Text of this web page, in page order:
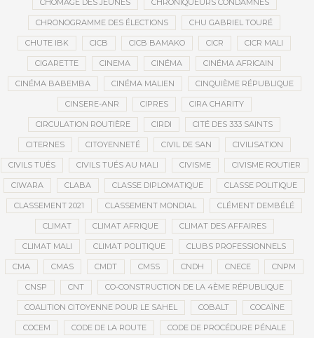
CHÔMAGE DES JEUNES CHRONIQUEURS CONDAMNÉS
CHRONOGRAMME DES ÉLECTIONS CHU GABRIEL TOURÉ
CHUTE IBK CICB CICB BAMAKO CICR CICR MALI
CIGARETTE CINEMA CINÉMA CINÉMA AFRICAIN
CINÉMA BABEMBA CINÉMA MALIEN CINQUIÈME RÉPUBLIQUE
CINSERE-ANR CIPRES CIRA CHARITY
CIRCULATION ROUTIÈRE CIRDI CITÉ DES 333 SAINTS
CITERNES CITOYENNETÉ CIVIL DE SAN CIVILISATION
CIVILS TUÉS CIVILS TUÉS AU MALI CIVISME CIVISME ROUTIER
CIWARA CLABA CLASSE DIPLOMATIQUE CLASSE POLITIQUE
CLASSEMENT 2021 CLASSEMENT MONDIAL CLÉMENT DEMBÉLÉ
CLIMAT CLIMAT AFRIQUE CLIMAT DES AFFAIRES
CLIMAT MALI CLIMAT POLITIQUE CLUBS PROFESSIONNELS
CMA CMAS CMDT CMSS CNDH CNECE CNPM
CNSP CNT CO-CONSTRUCTION DE LA 4ÈME RÉPUBLIQUE
COALITION CITOYENNE POUR LE SAHEL COBALT COCAÏNE
COCEM CODE DE LA ROUTE CODE DE PROCÉDURE PÉNALE